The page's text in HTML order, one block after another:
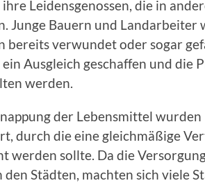
Leidensgenossen, die in
Junge Bauern und Landarbeiter
bereits verwundet oder sogar
Ausgleich geschaffen und die
werden.
der Lebensmittel wurden
durch die eine gleichmäßige
sollte. Da die
Städten, machten sich viele